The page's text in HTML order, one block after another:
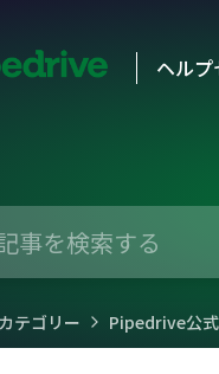
ヘルプ
テゴリー Pipedrive公